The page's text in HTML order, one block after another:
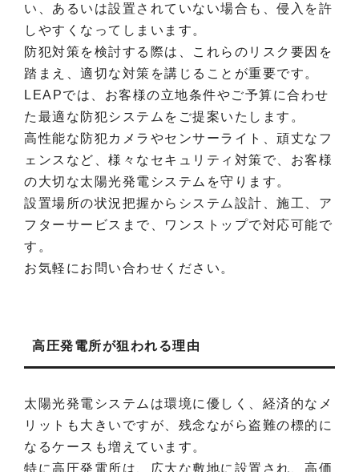
い、あるいは設置されていない場合も、侵入を許
しやすくなってしまいます。
防犯対策を検討する際は、これらのリスク要因を
踏まえ、適切な対策を講じることが重要です。
LEAPでは、お客様の立地条件やご予算に合わせ
た最適な防犯システムをご提案いたします。
高性能な防犯カメラやセンサーライト、頑丈なフ
ェンスなど、様々なセキュリティ対策で、お客様
の大切な太陽光発電システムを守ります。
設置場所の状況把握からシステム設計、施工、ア
フターサービスまで、ワンストップで対応可能で
す。
お気軽にお問い合わせください。
高圧発電所が狙われる理由
太陽光発電システムは環境に優しく、経済的なメ
リットも大きいですが、残念ながら盗難の標的に
なるケースも増えています。
特に高圧発電所は、広大な敷地に設置され、高価